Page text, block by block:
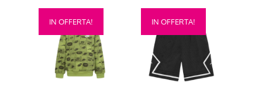
IN OFFERTA!
Questo
prodotto
varianti.
IN OFFERTA!
Questo
prodotto
varianti.